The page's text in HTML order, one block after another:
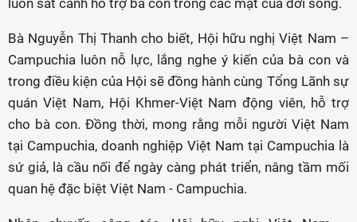
luôn sát cánh hỗ trợ bà con trong các mặt của đời sống.
Bà Nguyễn Thị Thanh cho biết, Hội hữu nghị Việt Nam –
Campuchia luôn nỗ lực, lắng nghe ý kiến của bà con và
trong điều kiện của Hội sẽ đồng hành cùng Tổng Lãnh sự
quán Việt Nam, Hội Khmer-Việt Nam động viên, hỗ trợ
cho bà con. Đồng thời, mong rằng mỗi người Việt Nam
tại Campuchia, doanh nghiệp Việt Nam tại Campuchia là
sứ giả, là cầu nối để ngày càng phát triển, nâng tầm mối
quan hệ đặc biệt Việt Nam - Campuchia.